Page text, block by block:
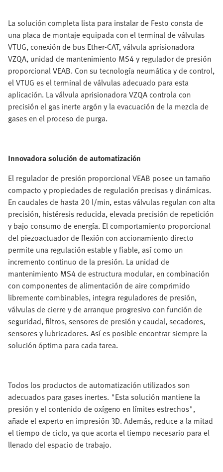
La solución completa lista para instalar de Festo consta de
una placa de montaje equipada con el terminal de válvulas
VTUG, conexión de bus Ether-CAT, válvula aprisionadora
VZQA, unidad de mantenimiento MS4 y regulador de presión
proporcional VEAB. Con su tecnología neumática y de control,
el VTUG es el terminal de válvulas adecuado para esta
aplicación. La válvula aprisionadora VZQA controla con
precisión el gas inerte argón y la evacuación de la mezcla de
gases en el proceso de purga.
Innovadora solución de automatización
El regulador de presión proporcional VEAB posee un tamaño
compacto y propiedades de regulación precisas y dinámicas.
En caudales de hasta 20 l/min, estas válvulas regulan con alta
precisión, histéresis reducida, elevada precisión de repetición
y bajo consumo de energía. El comportamiento proporcional
del piezoactuador de flexión con accionamiento directo
permite una regulación estable y fiable, así como un
incremento continuo de la presión. La unidad de
mantenimiento MS4 de estructura modular, en combinación
con componentes de alimentación de aire comprimido
libremente combinables, integra reguladores de presión,
válvulas de cierre y de arranque progresivo con función de
seguridad, filtros, sensores de presión y caudal, secadores,
sensores y lubricadores. Así es posible encontrar siempre la
solución óptima para cada tarea.
Todos los productos de automatización utilizados son
adecuados para gases inertes. "Esta solución mantiene la
presión y el contenido de oxígeno en límites estrechos",
añade el experto en impresión 3D. Además, reduce a la mitad
el tiempo de ciclo, ya que acorta el tiempo necesario para el
llenado del espacio de trabajo.